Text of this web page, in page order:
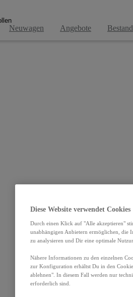
Neuwagen Angebote
Diese Website verwendet Cookies
Durch einen Klick auf "Alle akzeptieren"
unabhängigen Anbietern ermöglichen, die
zu analysieren und Dir eine optimale
Nähere Informationen zu den einzelnen
zur Konfiguration erhältst Du in den
ablehnen". In diesem Fall werden nur
erforderlich sind.